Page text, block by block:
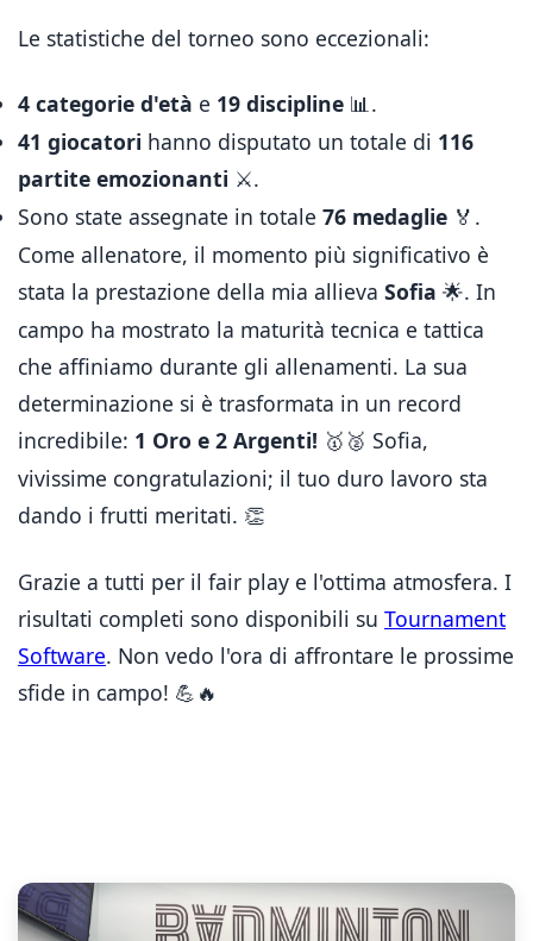
Le statistiche del torneo sono eccezionali:
4 categorie d'età e 19 discipline 📊.
41 giocatori hanno disputato un totale di 116
partite emozionanti ⚔️.
Sono state assegnate in totale 76 medaglie 🏅 .
Come allenatore, il momento più significativo è
stata la prestazione della mia allieva Sofia 🌟. In
campo ha mostrato la maturità tecnica e tattica
che affiniamo durante gli allenamenti. La sua
determinazione si è trasformata in un record
incredibile: 1 Oro e 2 Argenti! 🥇🥈 Sofia,
vivissime congratulazioni; il tuo duro lavoro sta
dando i frutti meritati. 👏
Grazie a tutti per il fair play e l'ottima atmosfera. I
risultati completi sono disponibili su Tournament
Software. Non vedo l'ora di affrontare le prossime
sfide in campo! 💪🔥